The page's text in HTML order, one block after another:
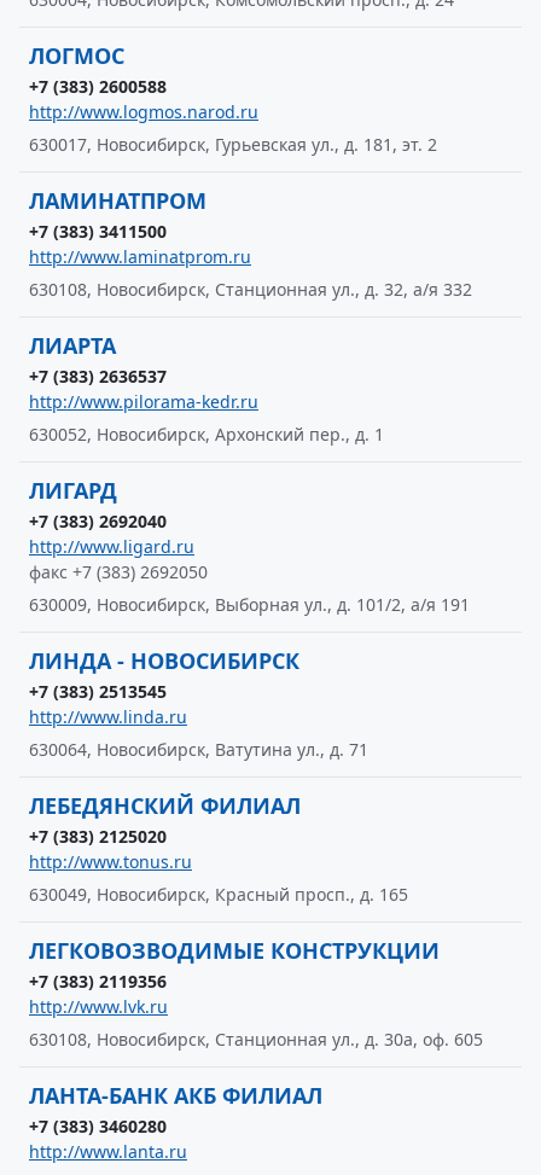
ЛОГМОС
+7 (383) 2600588
http://www.logmos.narod.ru
630017, Новосибирск, Гурьевская ул., д. 181, эт. 2
ЛАМИНАТПРОМ
+7 (383) 3411500
http://www.laminatprom.ru
630108, Новосибирск, Станционная ул., д. 32, а/я 332
ЛИАРТА
+7 (383) 2636537
http://www.pilorama-kedr.ru
630052, Новосибирск, Архонский пер., д. 1
ЛИГАРД
+7 (383) 2692040
http://www.ligard.ru
факс +7 (383) 2692050
630009, Новосибирск, Выборная ул., д. 101/2, а/я 191
ЛИНДА - НОВОСИБИРСК
+7 (383) 2513545
http://www.linda.ru
630064, Новосибирск, Ватутина ул., д. 71
ЛЕБЕДЯНСКИЙ ФИЛИАЛ
+7 (383) 2125020
http://www.tonus.ru
630049, Новосибирск, Красный просп., д. 165
ЛЕГКОВОЗВОДИМЫЕ КОНСТРУКЦИИ
+7 (383) 2119356
http://www.lvk.ru
630108, Новосибирск, Станционная ул., д. 30а, оф. 605
ЛАНТА-БАНК АКБ ФИЛИАЛ
+7 (383) 3460280
http://www.lanta.ru